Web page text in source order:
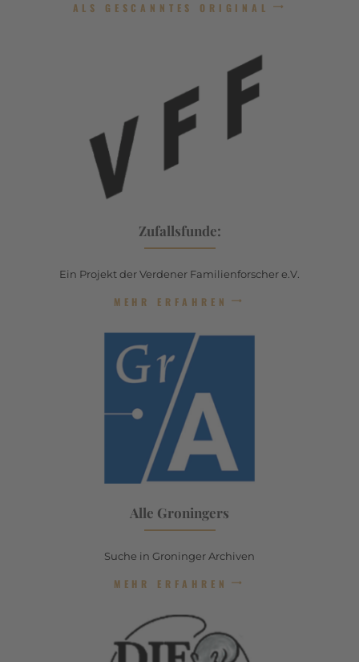
ALS GESCANNTES ORIGINAL
Zufallsfunde:
Ein Projekt der Verdener Familienforscher e.V.
MEHR ERFAHREN
Alle Groningers
Suche in Groninger Archiven
MEHR ERFAHREN